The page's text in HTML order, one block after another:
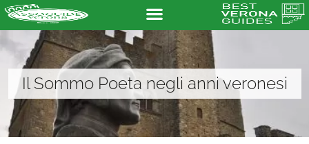
Il Sommo Poeta negli anni veronesi